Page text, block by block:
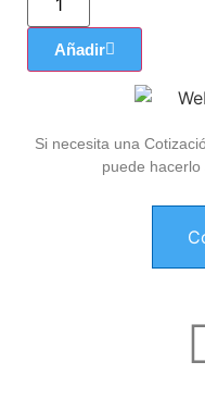
Añadir
Si necesita una
puede hacerlo